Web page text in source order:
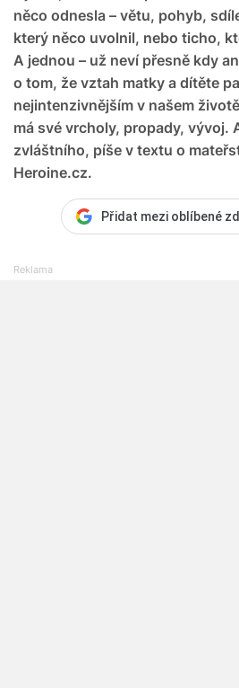
něco odnesla – větu, pohyb,
který něco uvolnil, nebo ticho,
A jednou – už neví přesně kdy
o tom, že vztah matky a dítěte
nejintenzivnějším v našem
má své vrcholy, propady, vývoj.
zvláštního, píše v textu o
Heroine.cz.
Přidat mezi oblíbené